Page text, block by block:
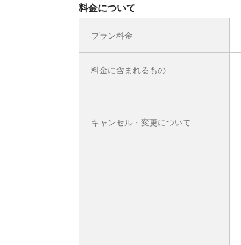
料金について
プラン料金
料金に含まれるもの
キャンセル・変更について